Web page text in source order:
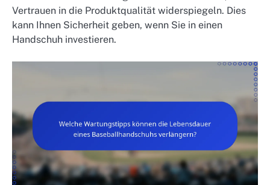
Vertrauen in die Produktqualität widerspiegeln. Dies
kann Ihnen Sicherheit geben, wenn Sie in einen
Handschuh investieren.